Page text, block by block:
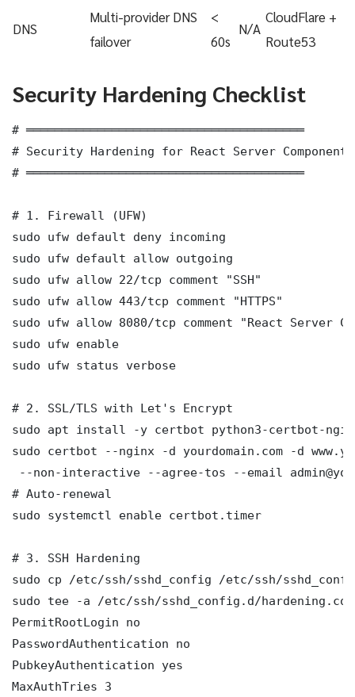
DNS
Multi-provider DNS
failover
<
60s
N/A
CloudFlare +
Route53
Security Hardening Checklist
# ═══════════════════════════════════════
# Security Hardening for React Server
# ═══════════════════════════════════════
# 1. Firewall (UFW)
sudo ufw default deny incoming
sudo ufw default allow outgoing
sudo ufw allow 22/tcp comment "SSH"
sudo ufw allow 443/tcp comment "HTTPS"
sudo ufw allow 8080/tcp comment "React Server
sudo ufw enable
sudo ufw status verbose
# 2. SSL/TLS with Let's Encrypt
sudo apt install -y certbot python3-certbot-
sudo certbot --nginx -d yourdomain.com -d
--non-interactive --agree-tos --email
# Auto-renewal
sudo systemctl enable certbot.timer
# 3. SSH Hardening
sudo cp /etc/ssh/sshd_config /etc/ssh/
sudo tee -a /etc/ssh/sshd_config.d/
PermitRootLogin no
PasswordAuthentication no
PubkeyAuthentication yes
MaxAuthTries 3